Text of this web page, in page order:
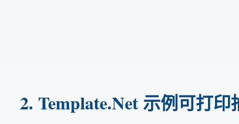
2. Template.Net 示例可打